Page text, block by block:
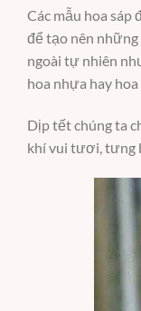
Các mẫu hoa
để tạo nên
ngoài tự nhiên
hoa nhựa hay
Dịp tết chúng ta
khí vui tươi, tưng